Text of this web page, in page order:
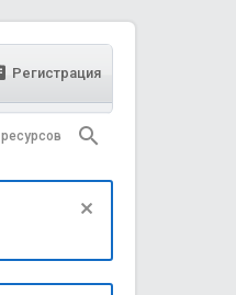
Регистрация